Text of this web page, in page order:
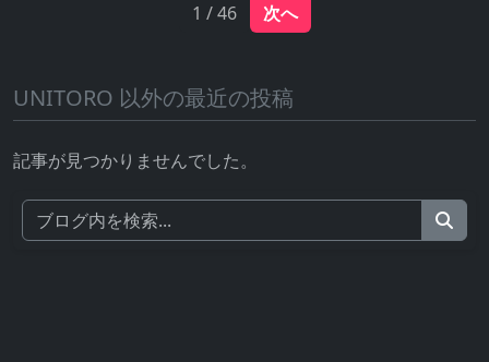
1 / 46 次へ
UNITORO 以外の最近の投稿
記事が見つかりませんでした。